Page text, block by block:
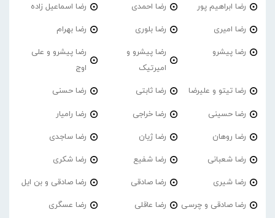
رضا ابراهیم پور رضا احمدی رضا اسماعیل زاده
رضا امیری رضا بلوری رضا بهرام
رضا پیشرو
رضا پیشرو و
امیرتیک
رضا پیشرو و علی
اوج
رضا تیتو و علیرضا رضا ثابتی رضا حسنی
رضا حسینی رضا خراجی رضا رامیار
رضا روهان رضا ژیان رضا ساجدی
رضا شعبانی رضا شفیع رضا شکری
رضا شیری رضا صادقی رضا صادقی و بن ایل
رضا صادقی و چرسی رضا عاقلی رضا عسگری